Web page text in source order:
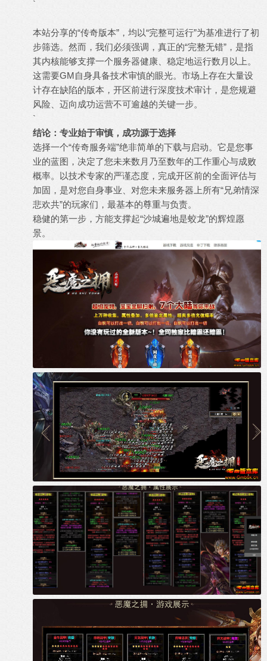
`
本站分享的“传奇版本”，均以“完整可运行”为基准进行了初
步筛选。然而，我们必须强调，真正的“完整无错”，是指
其内核能够支撑一个服务器健康、稳定地运行数月以上。
这需要GM自身具备技术审慎的眼光。市场上存在大量设
计存在缺陷的版本，开区前进行深度技术审计，是您规避
风险、迈向成功运营不可逾越的关键一步。
`
结论：专业始于审慎，成功源于选择
选择一个“传奇服务端”绝非简单的下载与启动。它是您事
业的蓝图，决定了您未来数月乃至数年的工作重心与成败
概率。以技术专家的严谨态度，完成开区前的全面评估与
加固，是对您自身事业、对您未来服务器上所有“兄弟情深
悲欢共”的玩家们，最基本的尊重与负责。
稳健的第一步，方能支撑起“沙城遍地是蛟龙”的辉煌愿
景。